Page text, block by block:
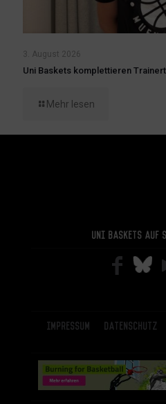
3. August 2026
Uni Baskets komplettieren
Mehr lesen
Uni Baskets auf
Impressum Datenschutz